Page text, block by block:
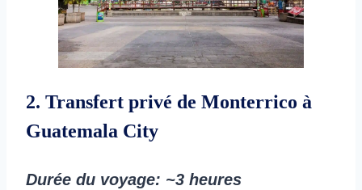
2. Transfert privé de Monterrico à
Guatemala City
Durée du voyage: ~3 heures